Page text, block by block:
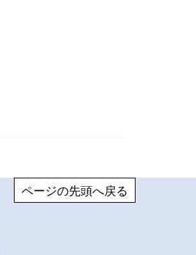
ページの先頭へ戻る